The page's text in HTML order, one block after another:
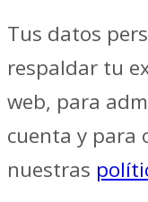
Tus datos
respaldar tu
web, para
cuenta y para
nuestras